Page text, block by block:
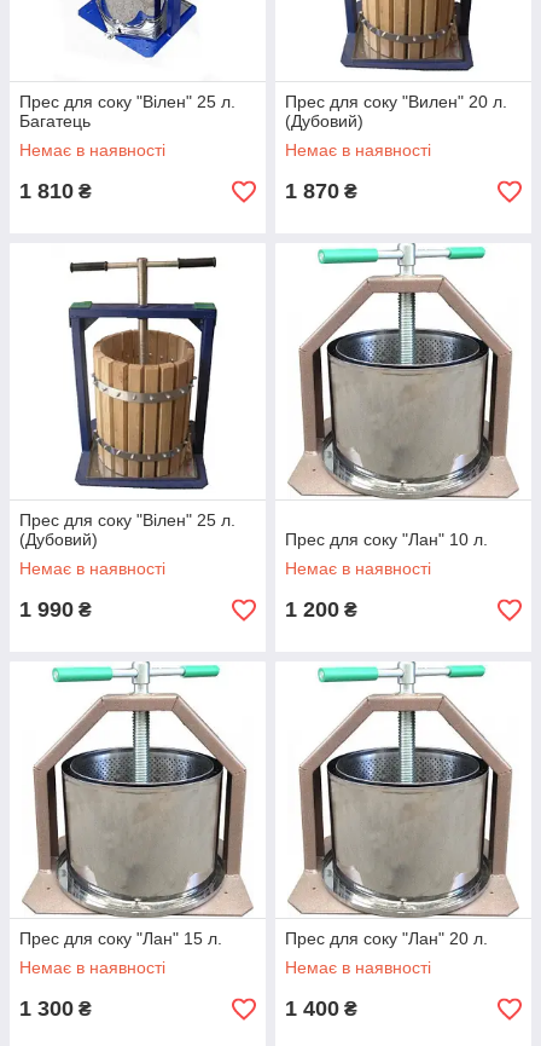
Прес для соку "Вілен" 25 л.
Багатець
Немає в наявності
1 810 ₴
Прес для соку "Вилен" 20 л.
(Дубовий)
Немає в наявності
1 870 ₴
Прес для соку "Вілен" 25 л.
(Дубовий)
Немає в наявності
1 990 ₴
Прес для соку "Лан" 10 л.
Немає в наявності
1 200 ₴
Прес для соку "Лан" 15 л.
Немає в наявності
1 300 ₴
Прес для соку "Лан" 20 л.
Немає в наявності
1 400 ₴